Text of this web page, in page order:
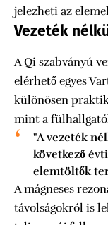
jelezheti az
Vezeték
A Qi szabványú
elérhető egyes
különösen
mint a
"A vezeték
következő
elemtöltők
A mágneses
távolságokról is